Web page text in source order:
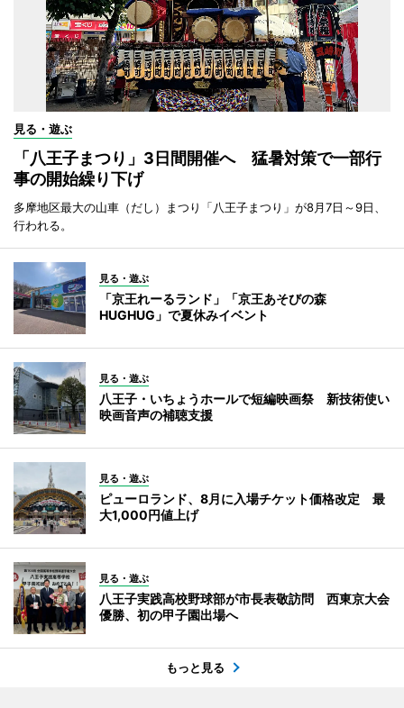
見る・遊ぶ
「八王子まつり」3日間開催へ 猛暑対策で一部行
事の開始繰り下げ
多摩地区最大の山車（だし）まつり「八王子まつり」が8月7日～9日、
行われる。
見る・遊ぶ
「京王れーるランド」「京王あそびの森
HUGHUG」で夏休みイベント
見る・遊ぶ
八王子・いちょうホールで短編映画祭 新技術使い
映画音声の補聴支援
見る・遊ぶ
ピューロランド、8月に入場チケット価格改定 最
大1,000円値上げ
見る・遊ぶ
八王子実践高校野球部が市長表敬訪問 西東京大会
優勝、初の甲子園出場へ
もっと見る